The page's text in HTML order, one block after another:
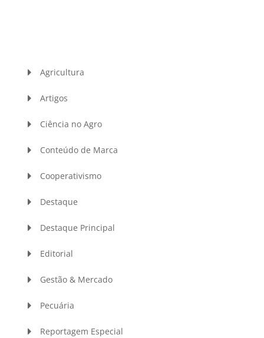
Agricultura
Artigos
Ciência no Agro
Conteúdo de Marca
Cooperativismo
Destaque
Destaque Principal
Editorial
Gestão & Mercado
Pecuária
Reportagem Especial